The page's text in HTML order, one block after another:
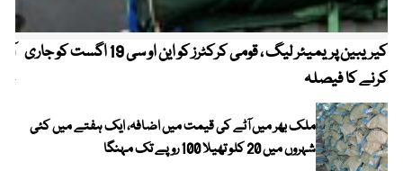
کیریبین پریمیئر لیگ ، قومی کرکٹرز کو این او سی 19 اگست کو جاری
کرنے کا فیصلہ
ملک بھر میں آٹے کی قیمت میں اضافہ، ایک ہفتے میں کئی
شہروں میں 20 کلو تھیلا 100 روپے تک مہنگا